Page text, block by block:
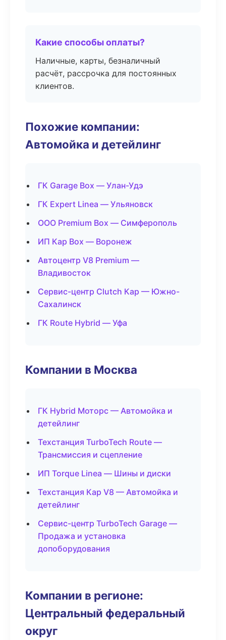
Какие способы оплаты?
Наличные, карты, безналичный
расчёт, рассрочка для постоянных
клиентов.
Похожие компании:
Автомойка и детейлинг
ГК Garage Box — Улан-Удэ
ГК Expert Linea — Ульяновск
ООО Premium Box — Симферополь
ИП Кар Box — Воронеж
Автоцентр V8 Premium —
Владивосток
Сервис-центр Clutch Кар — Южно-
Сахалинск
ГК Route Hybrid — Уфа
Компании в Москва
ГК Hybrid Моторс — Автомойка и
детейлинг
Техстанция TurboTech Route —
Трансмиссия и сцепление
ИП Torque Linea — Шины и диски
Техстанция Кар V8 — Автомойка и
детейлинг
Сервис-центр TurboTech Garage —
Продажа и установка
допоборудования
Компании в регионе:
Центральный федеральный
округ